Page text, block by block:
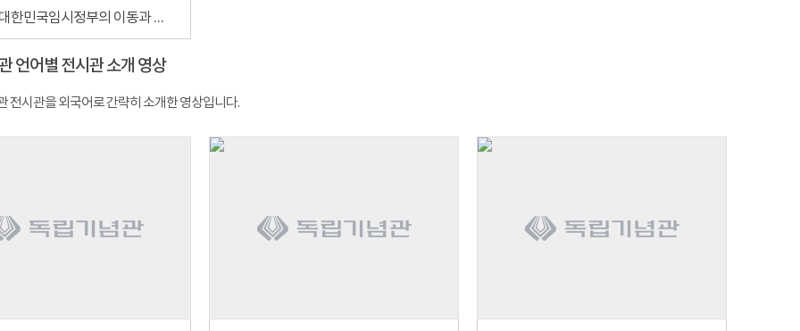
[16부] 대한민국임시정부의 이동과 충칭
언어별 전시관 소개 영상
전시관을 외국어로 간략히 소개한 영상입니다.